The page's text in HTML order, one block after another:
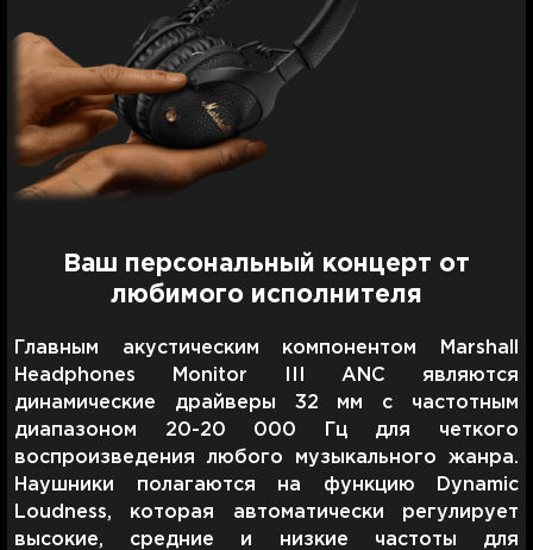
Ваш персональный концерт от
любимого исполнителя
Главным акустическим компонентом Marshall
Headphones Monitor III ANC являются
динамические драйверы 32 мм с частотным
диапазоном 20-20 000 Гц для четкого
воспроизведения любого музыкального жанра.
Наушники полагаются на функцию Dynamic
Loudness, которая автоматически регулирует
высокие, средние и низкие частоты для